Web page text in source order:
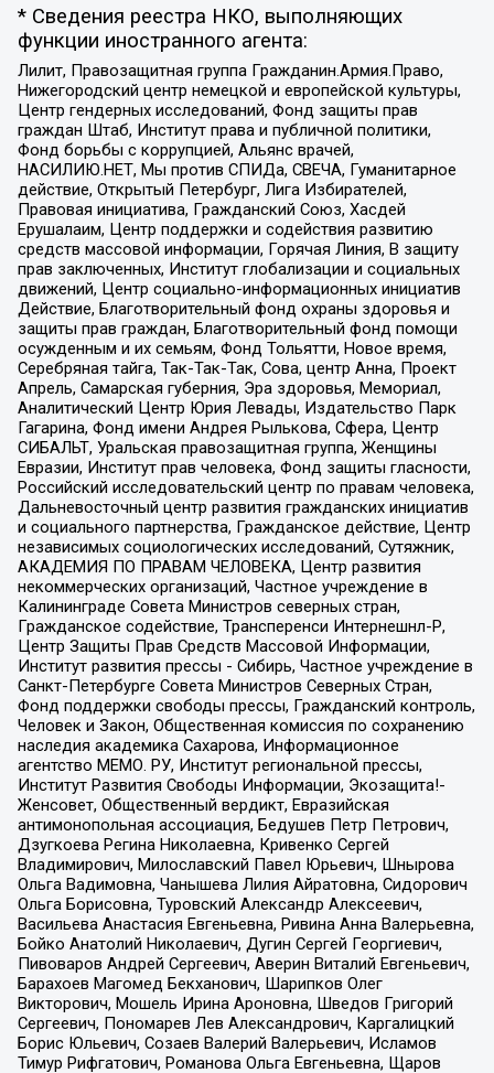
* Сведения реестра НКО, выполняющих
функции иностранного агента:
Лилит, Правозащитная группа Гражданин.Армия.Право,
Нижегородский центр немецкой и европейской культуры,
Центр гендерных исследований, Фонд защиты прав
граждан Штаб, Институт права и публичной политики,
Фонд борьбы с коррупцией, Альянс врачей,
НАСИЛИЮ.НЕТ, Мы против СПИДа, СВЕЧА, Гуманитарное
действие, Открытый Петербург, Лига Избирателей,
Правовая инициатива, Гражданский Союз, Хасдей
Ерушалаим, Центр поддержки и содействия развитию
средств массовой информации, Горячая Линия, В защиту
прав заключенных, Институт глобализации и социальных
движений, Центр социально-информационных инициатив
Действие, Благотворительный фонд охраны здоровья и
защиты прав граждан, Благотворительный фонд помощи
осужденным и их семьям, Фонд Тольятти, Новое время,
Серебряная тайга, Так-Так-Так, Сова, центр Анна, Проект
Апрель, Самарская губерния, Эра здоровья, Мемориал,
Аналитический Центр Юрия Левады, Издательство Парк
Гагарина, Фонд имени Андрея Рылькова, Сфера, Центр
СИБАЛЬТ, Уральская правозащитная группа, Женщины
Евразии, Институт прав человека, Фонд защиты гласности,
Российский исследовательский центр по правам человека,
Дальневосточный центр развития гражданских инициатив
и социального партнерства, Гражданское действие, Центр
независимых социологических исследований, Сутяжник,
АКАДЕМИЯ ПО ПРАВАМ ЧЕЛОВЕКА, Центр развития
некоммерческих организаций, Частное учреждение в
Калининграде Совета Министров северных стран,
Гражданское содействие, Трансперенси Интернешнл-Р,
Центр Защиты Прав Средств Массовой Информации,
Институт развития прессы - Сибирь, Частное учреждение в
Санкт-Петербурге Совета Министров Северных Стран,
Фонд поддержки свободы прессы, Гражданский контроль,
Человек и Закон, Общественная комиссия по сохранению
наследия академика Сахарова, Информационное
агентство МЕМО. РУ, Институт региональной прессы,
Институт Развития Свободы Информации, Экозащита!-
Женсовет, Общественный вердикт, Евразийская
антимонопольная ассоциация, Бедушев Петр Петрович,
Дзугкоева Регина Николаевна, Кривенко Сергей
Владимирович, Милославский Павел Юрьевич, Шнырова
Ольга Вадимовна, Чанышева Лилия Айратовна, Сидорович
Ольга Борисовна, Туровский Александр Алексеевич,
Васильева Анастасия Евгеньевна, Ривина Анна Валерьевна,
Бойко Анатолий Николаевич, Дугин Сергей Георгиевич,
Пивоваров Андрей Сергеевич, Аверин Виталий Евгеньевич,
Барахоев Магомед Бекханович, Шарипков Олег
Викторович, Мошель Ирина Ароновна, Шведов Григорий
Сергеевич, Пономарев Лев Александрович, Каргалицкий
Борис Юльевич, Созаев Валерий Валерьевич, Исламов
Тимур Рифгатович, Романова Ольга Евгеньевна, Щаров